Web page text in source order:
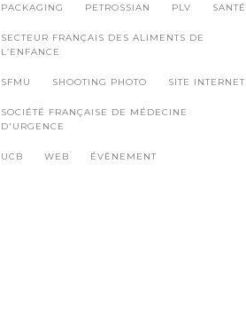
PACKAGING PETROSSIAN PLV SANTÉ
SECTEUR FRANÇAIS DES ALIMENTS DE
L’ENFANCE
SFMU SHOOTING PHOTO SITE INTERNET
SOCIÉTÉ FRANÇAISE DE MÉDECINE
D'URGENCE
UCB WEB ÉVÈNEMENT